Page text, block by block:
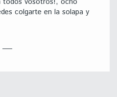
colgarte en la solapa y